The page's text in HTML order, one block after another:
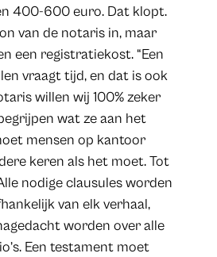
400-600 euro. Dat klopt.
van de notaris in, maar
een registratiekost. “Een
vraagt tijd, en dat is ook
willen wij 100% zeker
wat ze aan het
mensen op kantoor
keren als het moet. Tot
nodige clausules worden
van elk verhaal,
worden over alle
Een testament moet